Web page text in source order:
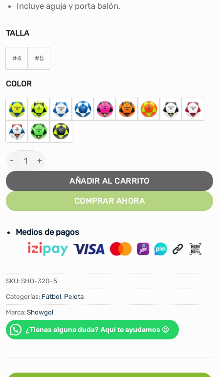
Incluye aguja y porta balón.
TALLA
#4 #5
COLOR
PELOTA DE FÚTBOL SHOWGOL FT CUERO PU
AÑADIR AL CARRITO
COMPRAR AHORA
Medios de pagos
SKU:SHO-320-5
Categorías: Fútbol, Pelota
Marca:Showgol
¿Tienes alguna duda? Aquí te ayudamos 😉